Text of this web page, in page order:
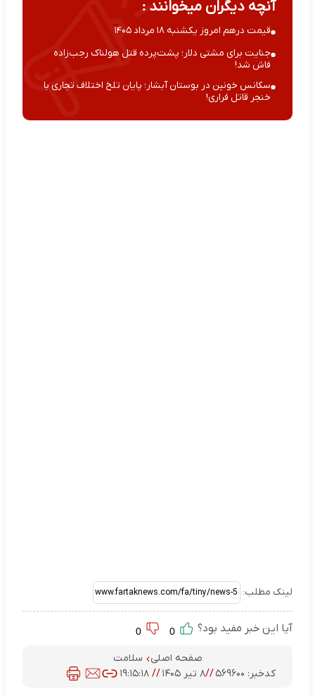
آنچه دیگران میخوانند :
قیمت درهم امروز یکشنبه ۱۸ مرداد ۱۴۰۵
جنایت برای مشتی دلار؛ پشت‌پرده قتل هولناک رجب‌زاده
فاش شد!
سکانس خونین در بوستان آبشار؛ پایان تلخ اختلاف تجاری با
خنجر قاتل فراری!
لینک مطلب:
آیا این خبر مفید بود؟
صفحه اصلی
سلامت
کدخبر: ۵۶۹۶۰۰ //۸ تیر ۱۴۰۵ //۱۹:۱۵:۱۸